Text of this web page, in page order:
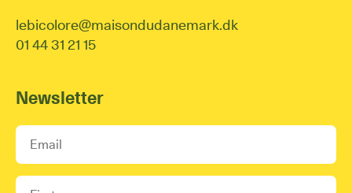
lebicolore@maisondudanemark.dk
01 44 31 21 15
Newsletter